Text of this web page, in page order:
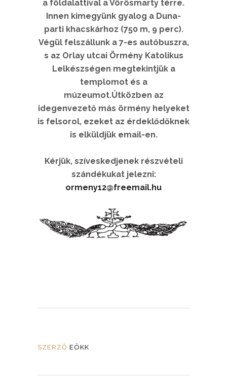
a földalattival a Vörösmarty térre.
Innen kimegyünk gyalog a Duna-
parti khacskárhoz (750 m, 9 perc).
Végül felszállunk a 7-es autóbuszra,
s az Orlay utcai Örmény Katolikus
Lelkészségen megtekintjük a
templomot és a
múzeumot.Útközben az
idegenvezető más örmény helyeket
is felsorol, ezeket az érdeklődőknek
is elküldjük email-en.
Kérjük, szíveskedjenek részvételi
szándékukat jelezni:
ormeny12@freemail.hu
SZERZŐ EÖKK